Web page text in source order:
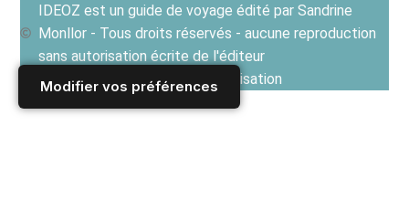
Modifier vos préférences
IDEOZ est un guide de voyage édité par Sandrine
Monllor - Tous droits réservés - aucune reproduction
sans autorisation écrite de l'éditeur
Voir les Conditions générales d'utilisation